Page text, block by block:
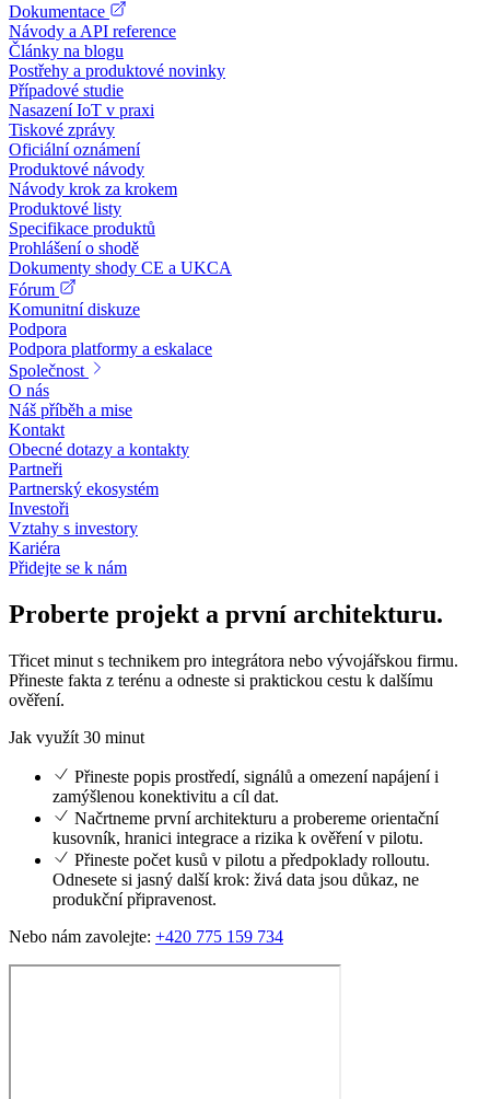
Dokumentace
Návody a API reference
Články na blogu
Postřehy a produktové novinky
Případové studie
Nasazení IoT v praxi
Tiskové zprávy
Oficiální oznámení
Produktové návody
Návody krok za krokem
Produktové listy
Specifikace produktů
Prohlášení o shodě
Dokumenty shody CE a UKCA
Fórum
Komunitní diskuze
Podpora
Podpora platformy a eskalace
Společnost
O nás
Náš příběh a mise
Kontakt
Obecné dotazy a kontakty
Partneři
Partnerský ekosystém
Investoři
Vztahy s investory
Kariéra
Přidejte se k nám
Proberte projekt a první architekturu.
Třicet minut s technikem pro integrátora nebo vývojářskou firmu.
Přineste fakta z terénu a odneste si praktickou cestu k dalšímu
ověření.
Jak využít 30 minut
Přineste popis prostředí, signálů a omezení napájení i
zamýšlenou konektivitu a cíl dat.
Načrtneme první architekturu a probereme orientační
kusovník, hranici integrace a rizika k ověření v pilotu.
Přineste počet kusů v pilotu a předpoklady rolloutu.
Odnesete si jasný další krok: živá data jsou důkaz, ne
produkční připravenost.
Nebo nám zavolejte: +420 775 159 734